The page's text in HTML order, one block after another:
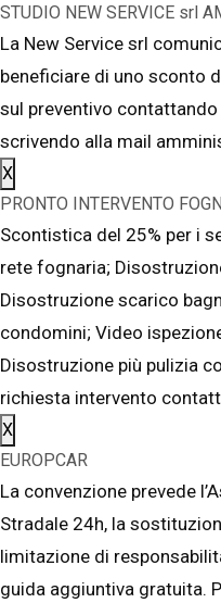
STUDIO NEW SERVICE srl
La New Service srl
beneficiare di uno sconto
sul preventivo
scrivendo alla mail
X
PRONTO INTERVENTO
Scontistica del 25% per i
rete fognaria;
Disostruzione scarico
condomini; Video
Disostruzione più pulizia
richiesta intervento
X
EUROPCAR
La convenzione prevede
Stradale 24h, la
limitazione di
guida aggiuntiva gratuita.